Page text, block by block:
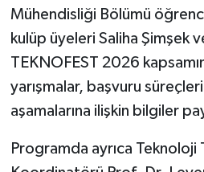
Mühendisliği Bölümü
kulüp üyeleri Saliha Şimşek
TEKNOFEST 2026
yarışmalar, başvuru
aşamalarına ilişkin bilgiler
Programda ayrıca Teknoloji
Vefat Haberleri
Yaşam